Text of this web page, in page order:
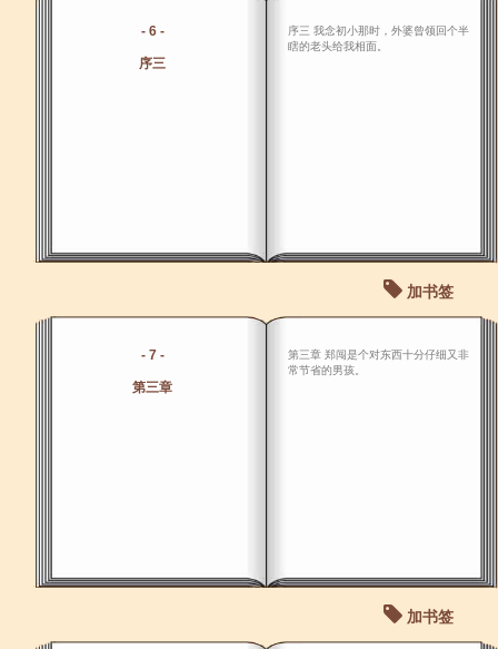
- 6 -
序三
序三 我念初小那时，外婆曾领回个半
瞎的老头给我相面。
加书签
- 7 -
第三章
第三章 郑闯是个对东西十分仔细又非
常节省的男孩。
加书签